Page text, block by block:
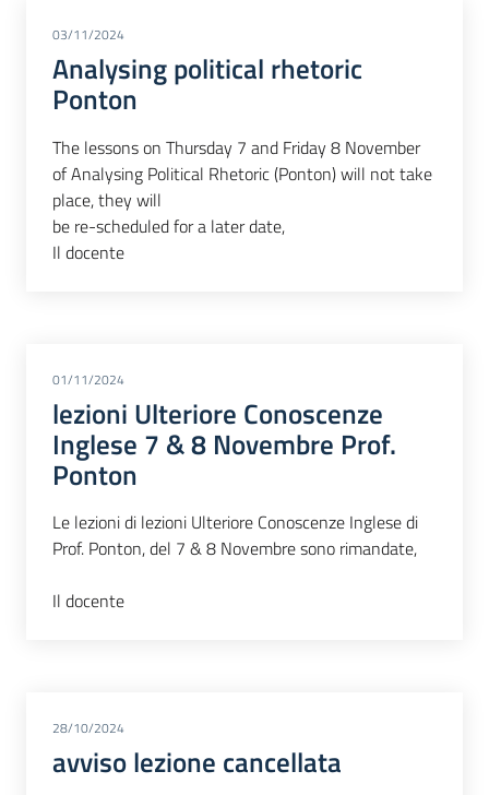
03/11/2024
Analysing political rhetoric
Ponton
The lessons on Thursday 7 and Friday 8 November
of Analysing Political Rhetoric (Ponton) will not take
place, they will
be re-scheduled for a later date,
Il docente
01/11/2024
lezioni Ulteriore Conoscenze
Inglese 7 & 8 Novembre Prof.
Ponton
Le lezioni di lezioni Ulteriore Conoscenze Inglese di
Prof. Ponton, del 7 & 8 Novembre sono rimandate,
Il docente
28/10/2024
avviso lezione cancellata